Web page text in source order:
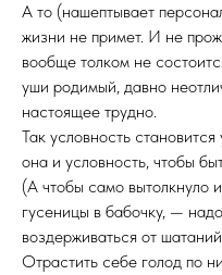
А то (нашептывает
жизни не примет. И не
вообще толком не
уши родимый, давно
настоящее трудно.
Так условность
она и условность, чтобы
(А чтобы само вытолкнуло
гусеницы в бабочку, —
воздерживаться от
Отрастить себе голод по